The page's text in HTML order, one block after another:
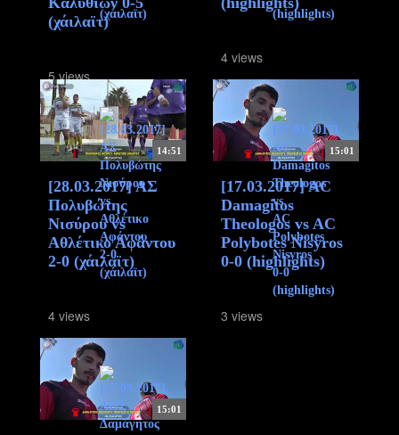
(χάιλαϊτ)
5 views
4 views
14:51
[28.03.2017] ΑΣ
Πολυβώτης
Νισύρου vs
Αθλέτικο Αφάντου
2-0 (χάιλαϊτ)
4 views
15:01
[17.03.2017] AC
Damagitos
Theologos vs AC
Polybotes Nisyros
0-0 (highlights)
3 views
15:01